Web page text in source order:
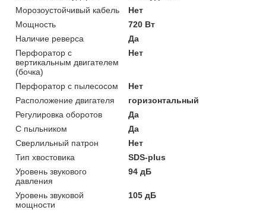
Морозоустойчивый кабель
Нет
Мощность
720 Вт
Наличие реверса
Да
Перфоратор с
вертикальным двигателем
(бочка)
Нет
Перфоратор с пылесосом
Нет
Расположение двигателя
горизонтальный
Регулировка оборотов
Да
С пыльником
Да
Сверлильный патрон
Нет
Тип хвостовика
SDS-plus
Уровень звукового
давления
94 дБ
Уровень звуковой
мощности
105 дБ